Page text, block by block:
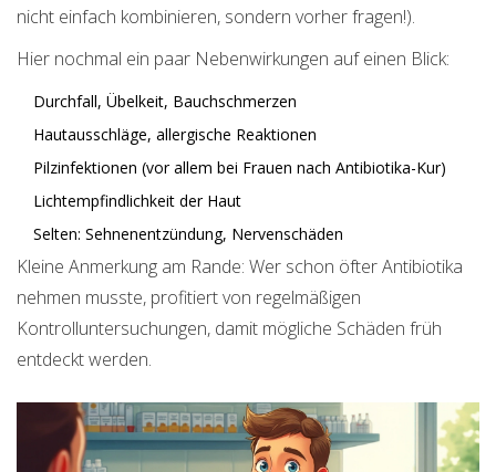
nicht einfach kombinieren, sondern vorher fragen!).
Hier nochmal ein paar Nebenwirkungen auf einen Blick:
Durchfall, Übelkeit, Bauchschmerzen
Hautausschläge, allergische Reaktionen
Pilzinfektionen (vor allem bei Frauen nach Antibiotika-Kur)
Lichtempfindlichkeit der Haut
Selten: Sehnenentzündung, Nervenschäden
Kleine Anmerkung am Rande: Wer schon öfter Antibiotika
nehmen musste, profitiert von regelmäßigen
Kontrolluntersuchungen, damit mögliche Schäden früh
entdeckt werden.